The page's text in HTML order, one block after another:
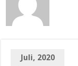
Juli, 2020